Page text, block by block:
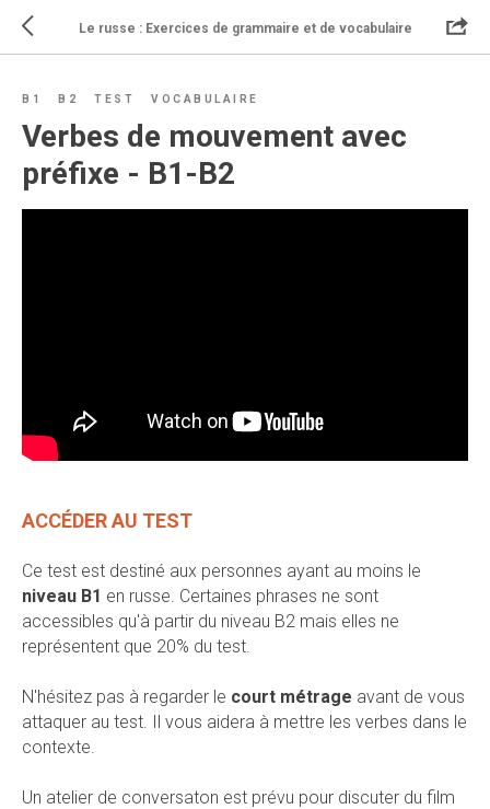
Le russe : Exercices de grammaire et de vocabulaire
B1 B2 TEST VOCABULAIRE
Verbes de mouvement avec
préfixe - B1-B2
ACCÉDER AU TEST
Ce test est destiné aux personnes ayant au moins le
niveau B1 en russe. Certaines phrases ne sont
accessibles qu'à partir du niveau B2 mais elles ne
représentent que 20% du test.
N'hésitez pas à regarder le court métrage avant de vous
attaquer au test. Il vous aidera à mettre les verbes dans le
contexte.
Un atelier de conversaton est prévu pour discuter du film